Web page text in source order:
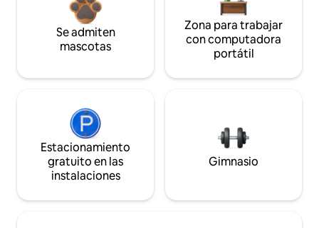
Se admiten
mascotas
Zona para trabajar
con computadora
portátil
Estacionamiento
gratuito en las
instalaciones
Gimnasio